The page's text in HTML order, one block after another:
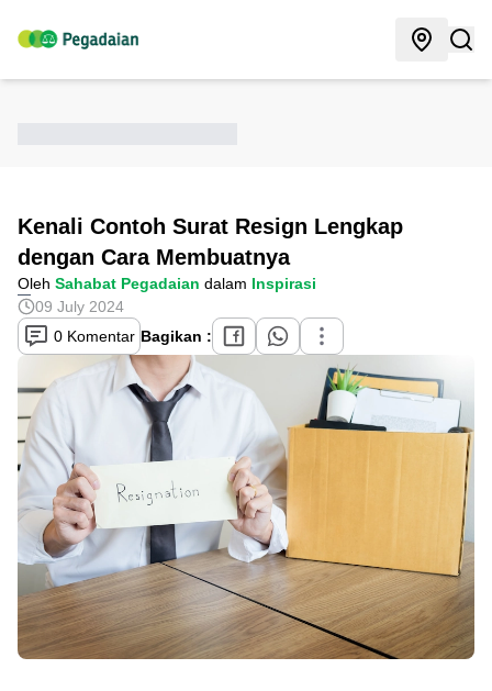
Kenali Contoh Surat Resign Lengkap
dengan Cara Membuatnya
Oleh Sahabat Pegadaian dalam Inspirasi
09 July 2024
0 Komentar Bagikan :